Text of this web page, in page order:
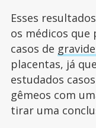
Esses
os médicos
casos de
placentas, já
estudados
gêmeos com
tirar uma